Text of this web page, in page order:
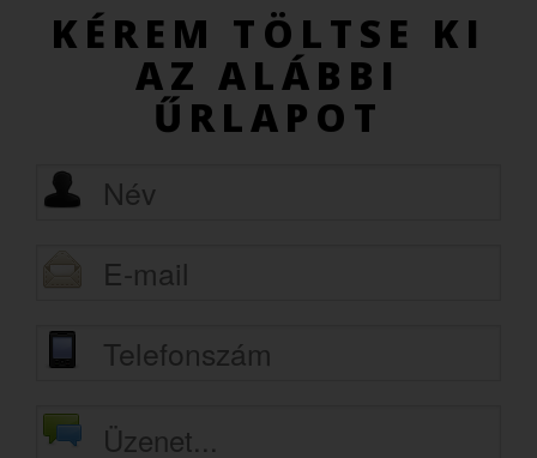
KÉREM TÖLTSE KI
AZ ALÁBBI
ŰRLAPOT